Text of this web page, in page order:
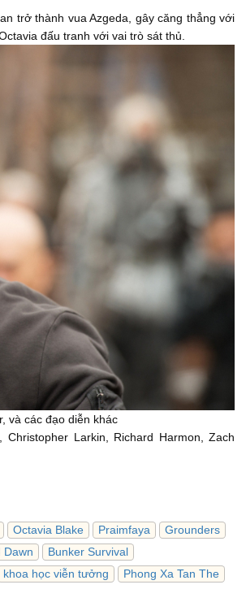
trở thành vua Azgeda, gây căng thẳng với
đấu tranh với vai trò sát thủ.
và các đạo diễn khác
Christopher Larkin, Richard Harmon, Zach
Octavia Blake Praimfaya
Grounders
Dawn
Bunker Survival
khoa học viễn tưởng Phong Xa Tan The